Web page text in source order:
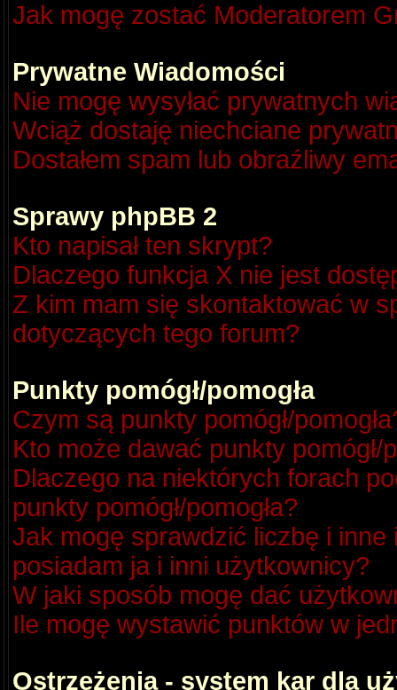
Jak mogę zostać Moderatorem
Prywatne Wiadomości
Nie mogę wysyłać prywatnych
Wciąż dostaję niechciane
Dostałem spam lub obraźliwy
Sprawy phpBB 2
Kto napisał ten skrypt?
Dlaczego funkcja X nie jest
Z kim mam się skontaktować w
dotyczących tego forum?
Punkty pomógł/pomogła
Czym są punkty pomógł/
Kto może dawać punkty pomógł/
Dlaczego na niektórych forach
punkty pomógł/pomogła?
Jak mogę sprawdzić liczbę i
posiadam ja i inni użytkownicy?
W jaki sposób mogę dać
Ile mogę wystawić punktów w
Ostrzeżenia - system kar dla